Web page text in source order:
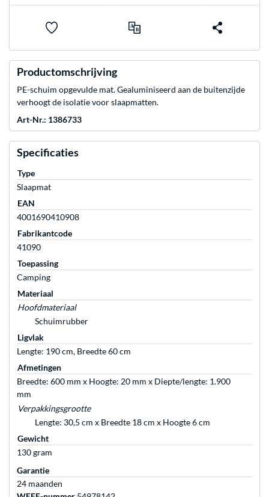
Productomschrijving
PE-schuim opgevulde mat. Gealuminiseerd aan de buitenzijde
verhoogt de isolatie voor slaapmatten.
Art-Nr.: 1386733
Specificaties
Type
Slaapmat
EAN
4001690410908
Fabrikantcode
41090
Toepassing
Camping
Materiaal
Hoofdmateriaal
Schuimrubber
Ligvlak
Lengte: 190 cm, Breedte 60 cm
Afmetingen
Breedte: 600 mm x Hoogte: 20 mm x Diepte/lengte: 1.900
mm
Verpakkingsgrootte
Lengte: 30,5 cm x Breedte 18 cm x Hoogte 6 cm
Gewicht
130 gram
Garantie
24 maanden